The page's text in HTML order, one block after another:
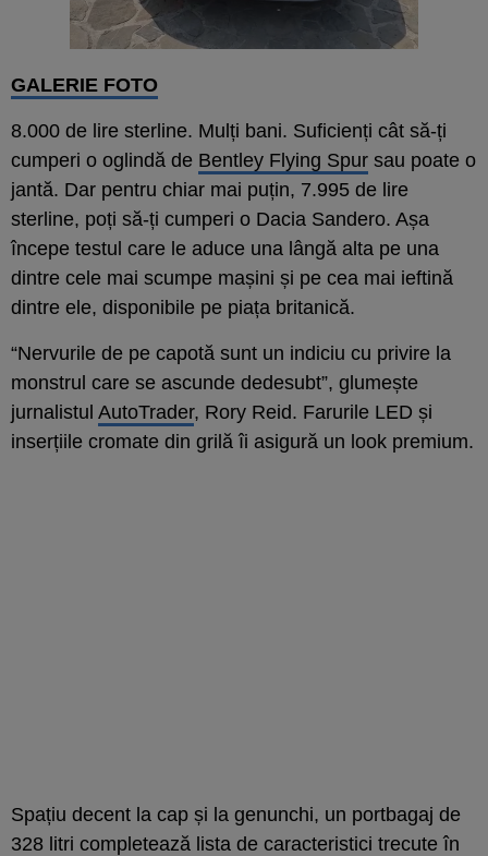
GALERIE FOTO
8.000 de lire sterline. Mulți bani. Suficienți cât să-ți
cumperi o oglindă de Bentley Flying Spur sau poate o
jantă. Dar pentru chiar mai puțin, 7.995 de lire
sterline, poți să-ți cumperi o Dacia Sandero. Așa
începe testul care le aduce una lângă alta pe una
dintre cele mai scumpe mașini și pe cea mai ieftină
dintre ele, disponibile pe piața britanică.
“Nervurile de pe capotă sunt un indiciu cu privire la
monstrul care se ascunde dedesubt”, glumește
jurnalistul AutoTrader, Rory Reid. Farurile LED și
inserțiile cromate din grilă îi asigură un look premium.
Spațiu decent la cap și la genunchi, un portbagaj de
328 litri completează lista de caracteristici trecute în